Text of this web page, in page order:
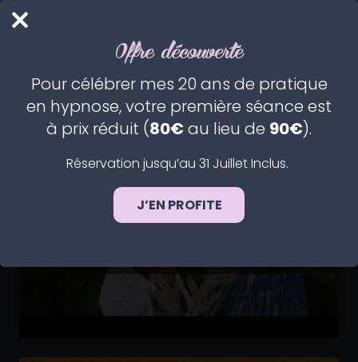
VIDÉOS
Offre découverte
Pour célébrer mes 20 ans de pratique
en hypnose, votre première séance est
à prix réduit (80€ au lieu de 90€).
Réservation jusqu’au 31 Juillet Inclus.
J’EN PROFITE